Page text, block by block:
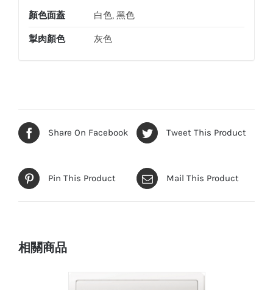
數
顏色面蓋 白色, 黑色
掣肉顏色 灰色
Share On Facebook Tweet This Product
Pin This Product Mail This Product
相關商品